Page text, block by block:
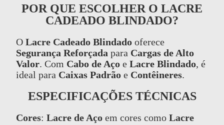
POR QUE ESCOLHER O LACRE
CADEADO BLINDADO?
O Lacre Cadeado Blindado oferece
Segurança Reforçada para Cargas de Alto
Valor. Com Cabo de Aço e Lacre Blindado, é
ideal para Caixas Padrão e Contêineres.
ESPECIFICAÇÕES TÉCNICAS
Cores: Lacre de Aço em cores como Lacre